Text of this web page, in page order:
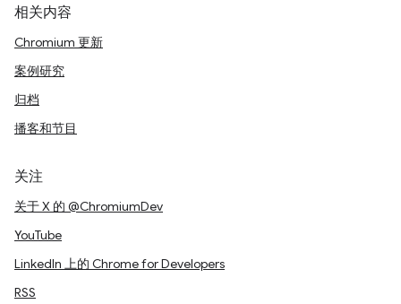
相关内容
Chromium 更新
案例研究
归档
播客和节目
关注
关于 X 的 @ChromiumDev
YouTube
LinkedIn 上的 Chrome for Developers
RSS